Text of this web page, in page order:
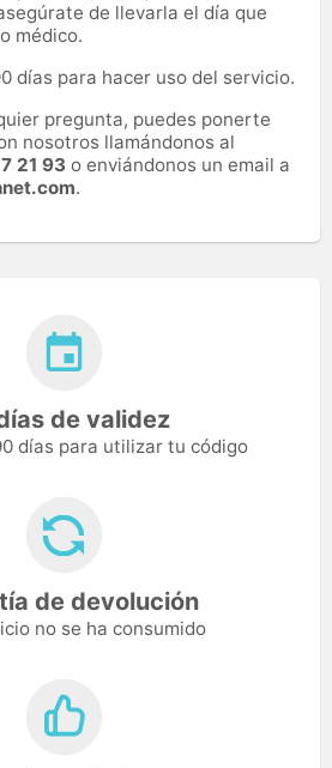
de llevarla el día que
médico.
días para hacer uso del servicio.
pregunta, puedes ponerte
nosotros llamándonos al
21 93 o enviándonos un email a
.
de validez
días para utilizar tu código
de devolución
no se ha consumido